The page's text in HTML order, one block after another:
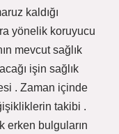
kaldığı
yönelik koruyucu
mevcut sağlık
işin sağlık
. Zaman içinde
takibi .
erken bulguların